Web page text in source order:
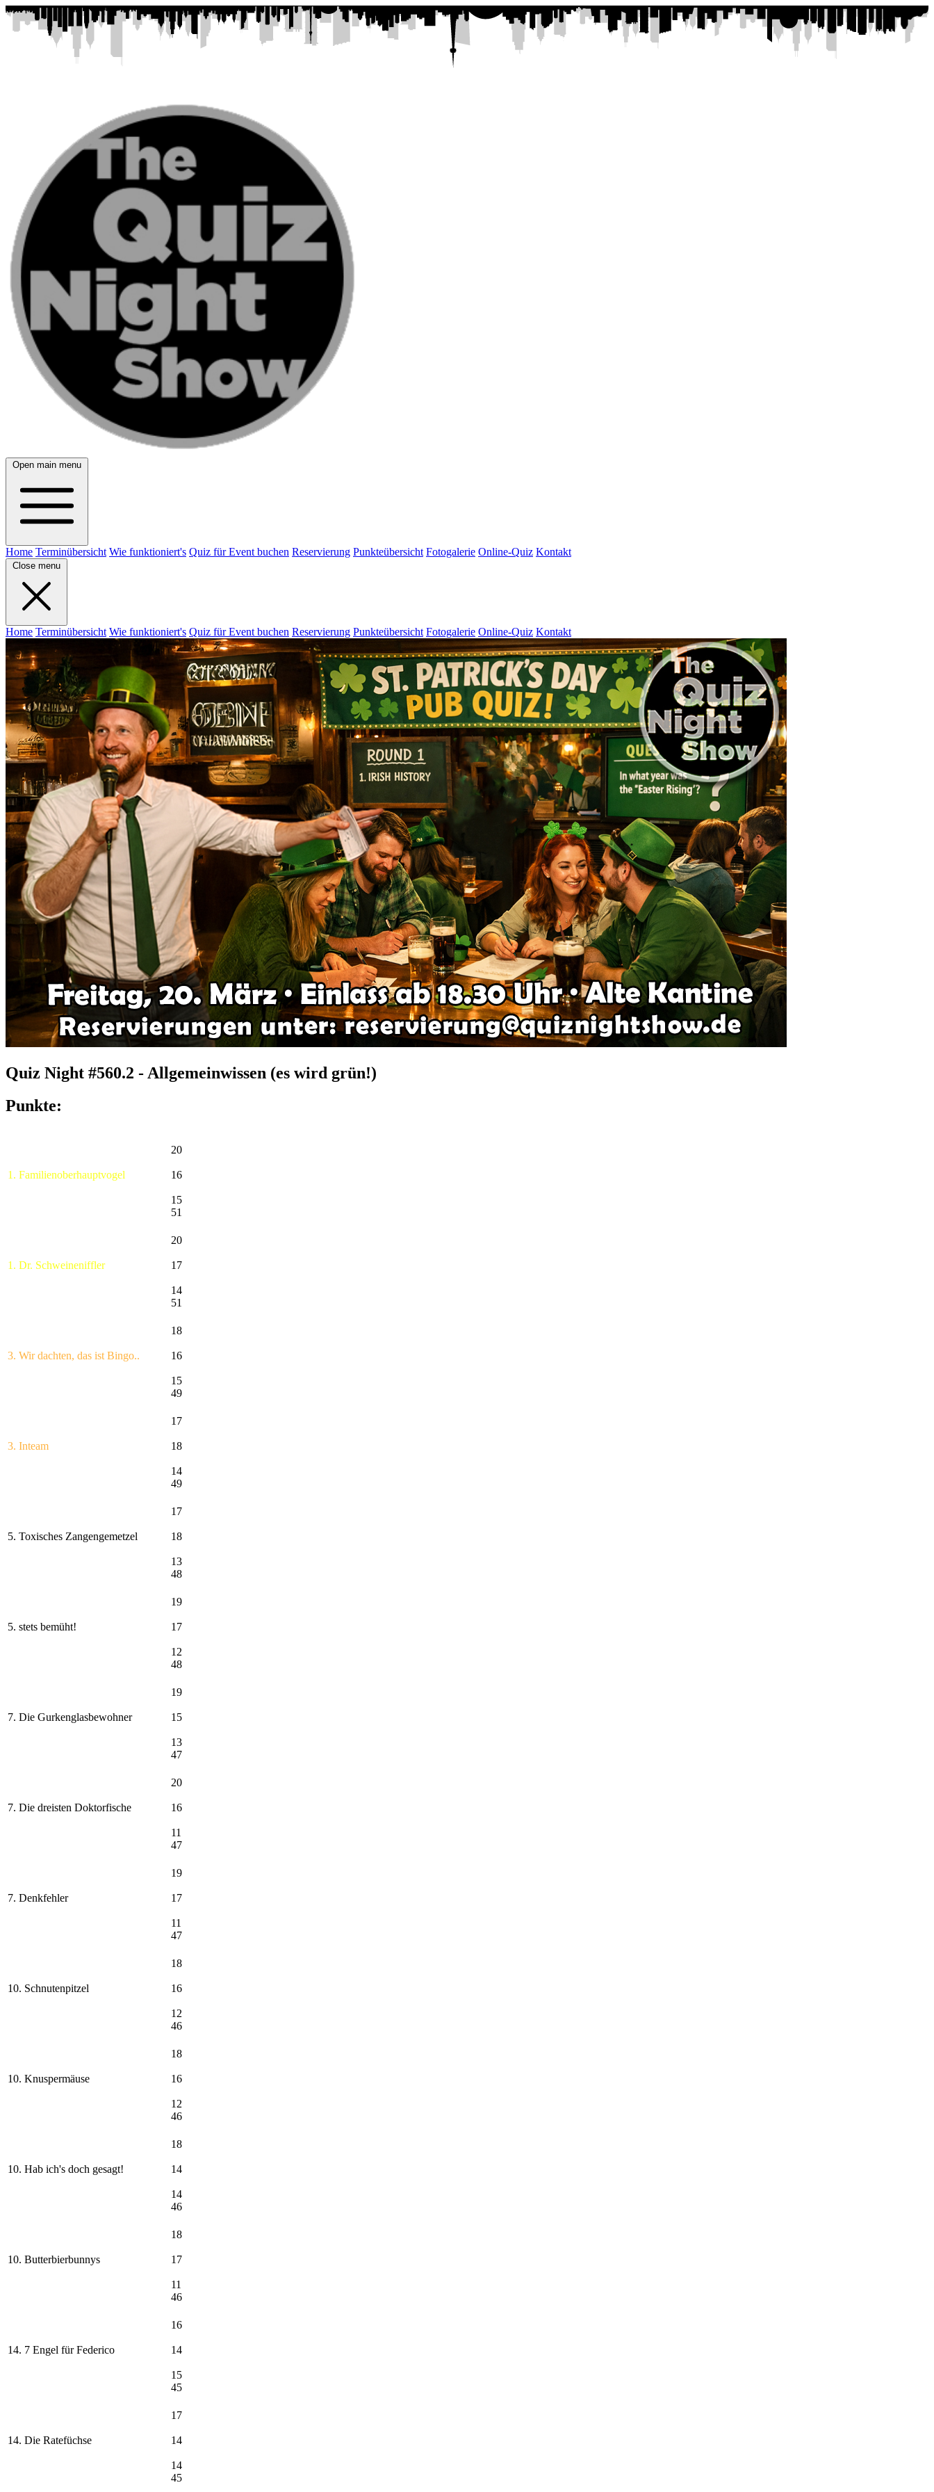
Open main menu
Home Terminübersicht Wie funktioniert's Quiz für Event buchen Reservierung Punkteübersicht Fotogalerie Online-Quiz Kontakt
Close menu
Home Terminübersicht Wie funktioniert's Quiz für Event buchen Reservierung Punkteübersicht Fotogalerie Online-Quiz Kontakt
Quiz Night #560.2 - Allgemeinwissen (es wird grün!)
Punkte:
1. Familienoberhauptvogel
20
16
15
51
1. Dr. Schweineniffler
20
17
14
51
3. Wir dachten, das ist Bingo..
18
16
15
49
3. Inteam
17
18
14
49
5. Toxisches Zangengemetzel
17
18
13
48
5. stets bemüht!
19
17
12
48
7. Die Gurkenglasbewohner
19
15
13
47
7. Die dreisten Doktorfische
20
16
11
47
7. Denkfehler
19
17
11
47
10. Schnutenpitzel
18
16
12
46
10. Knuspermäuse
18
16
12
46
10. Hab ich's doch gesagt!
18
14
14
46
10. Butterbierbunnys
18
17
11
46
14. 7 Engel für Federico
16
14
15
45
14. Die Ratefüchse
17
14
14
45